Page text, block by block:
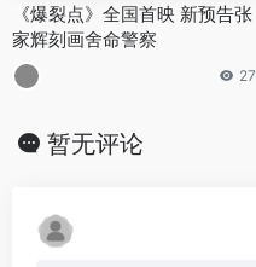
《爆裂点》全国首映 新预告张
家辉刻画舍命警察
27
暂无评论